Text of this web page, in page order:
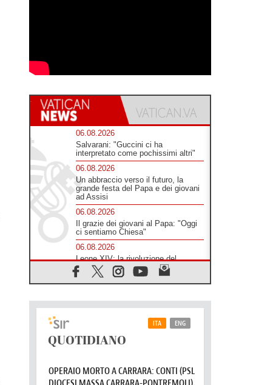
06.08.2026
Salvarani: "Guccini ci ha
interpretato come pochissimi altri"
06.08.2026
Un abbraccio verso il futuro, la
grande festa del Papa e dei giovani
ad Assisi
06.08.2026
Il grazie dei giovani al Papa: "Oggi
ci sentiamo Chiesa"
06.08.2026
Leone XIV: la rivoluzione del
Vangelo abbatte i muri che
separano gli esseri umani
Fra Marco Vianelli: alla scuola di
san Francesco per imparare il
06.08.2026
Hiroshima, ad 81 anni dalla bomba
06.08.2026